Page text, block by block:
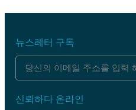
뉴스레터 구독
신뢰하다 온라인